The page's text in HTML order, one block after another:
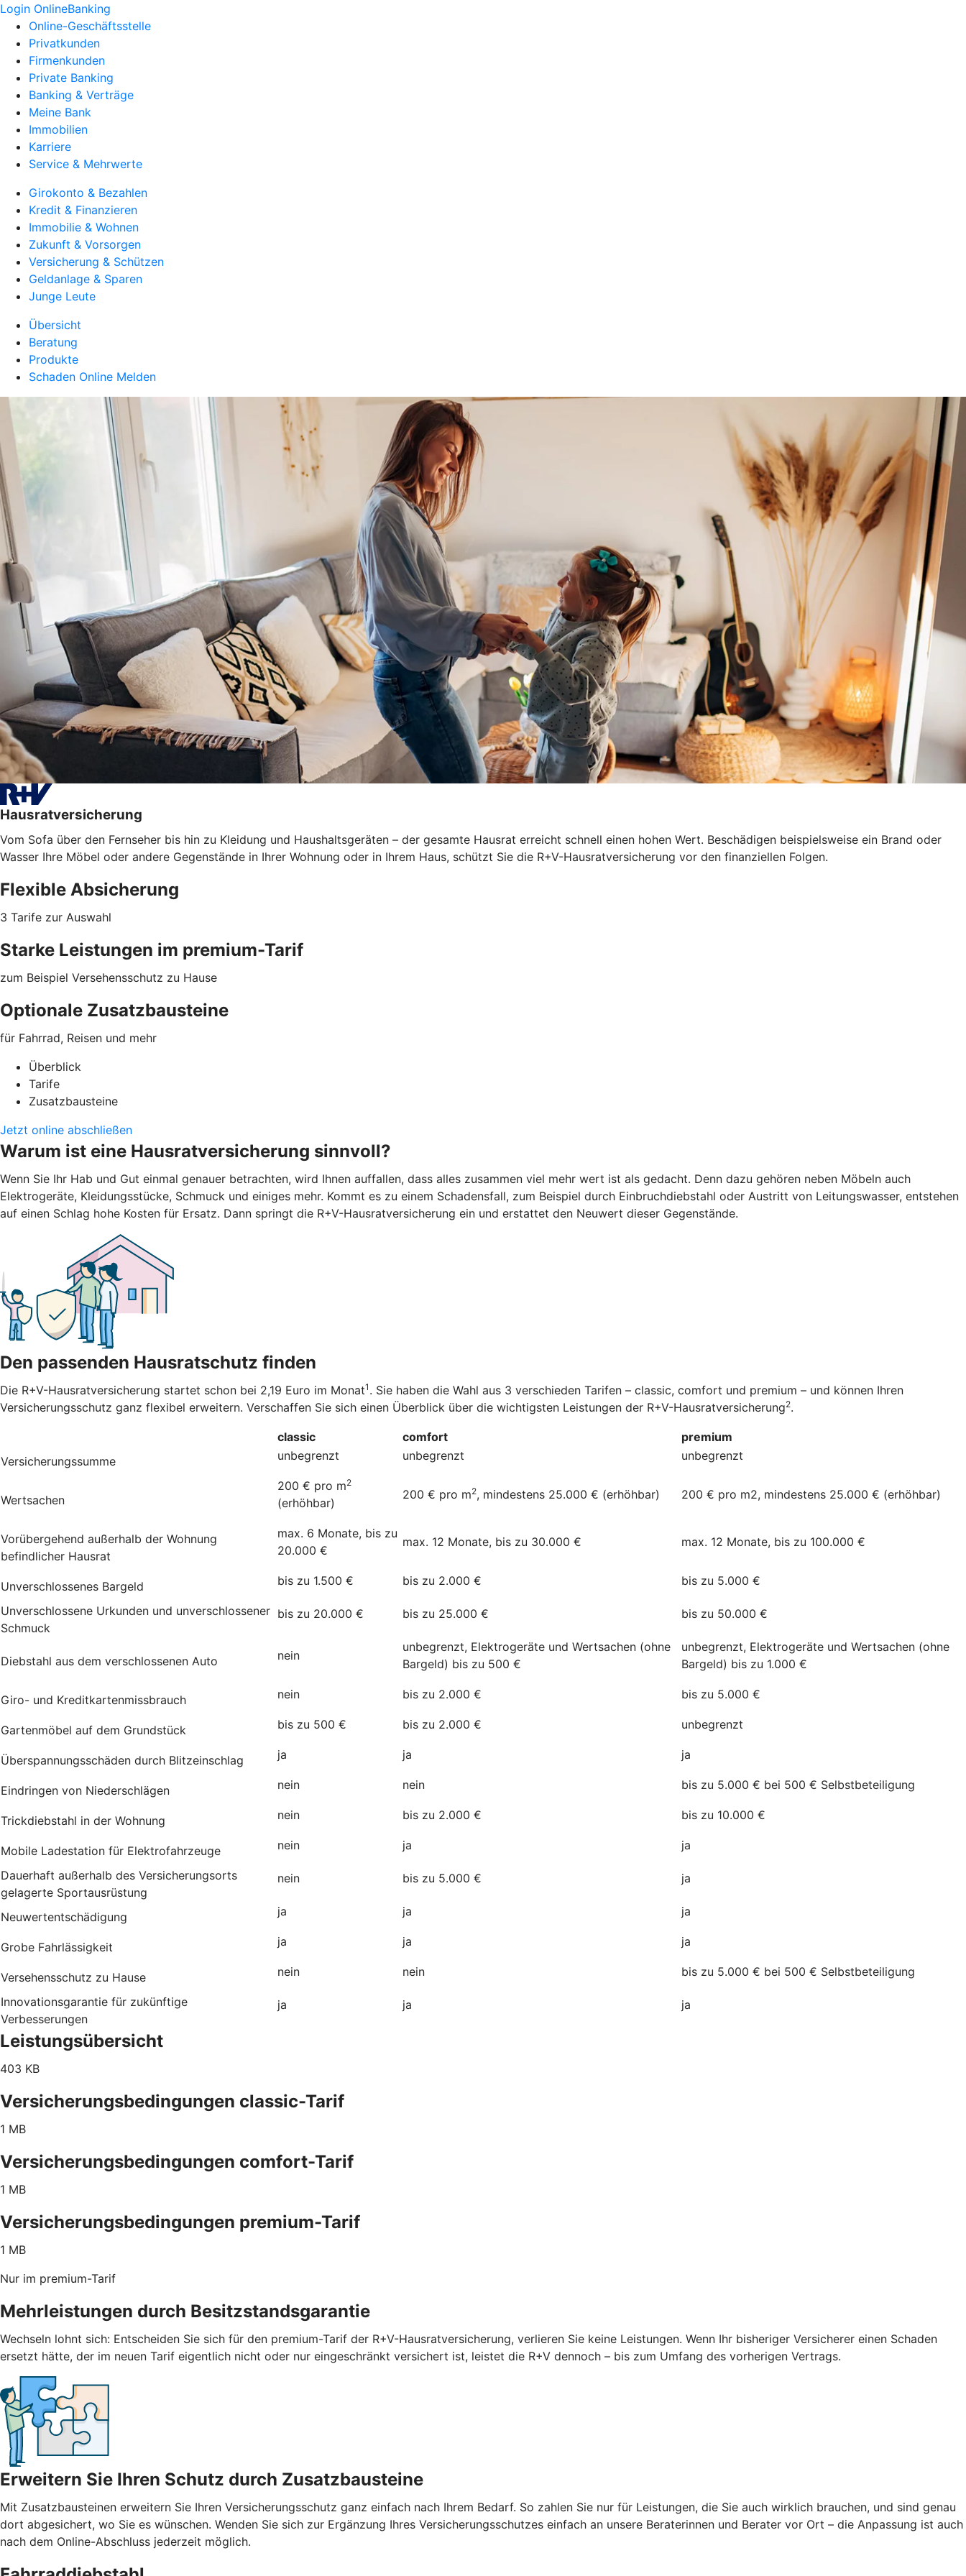
Login OnlineBanking
Online-Geschäftsstelle
Privatkunden
Firmenkunden
Private Banking
Banking & Verträge
Meine Bank
Immobilien
Karriere
Service & Mehrwerte
Girokonto & Bezahlen
Kredit & Finanzieren
Immobilie & Wohnen
Zukunft & Vorsorgen
Versicherung & Schützen
Geldanlage & Sparen
Junge Leute
Übersicht
Beratung
Produkte
Schaden Online Melden
Hausratversicherung
Vom Sofa über den Fernseher bis hin zu Kleidung und Haushaltsgeräten – der gesamte Hausrat erreicht schnell einen hohen Wert. Beschädigen beispielsweise ein Brand oder
Wasser Ihre Möbel oder andere Gegenstände in Ihrer Wohnung oder in Ihrem Haus, schützt Sie die R+V-Hausratversicherung vor den finanziellen Folgen.
Flexible Absicherung
3 Tarife zur Auswahl
Starke Leistungen im premium-Tarif
zum Beispiel Versehensschutz zu Hause
Optionale Zusatzbausteine
für Fahrrad, Reisen und mehr
Überblick
Tarife
Zusatzbausteine
Jetzt online abschließen
Warum ist eine Hausratversicherung sinnvoll?
Wenn Sie Ihr Hab und Gut einmal genauer betrachten, wird Ihnen auffallen, dass alles zusammen viel mehr wert ist als gedacht. Denn dazu gehören neben Möbeln auch
Elektrogeräte, Kleidungsstücke, Schmuck und einiges mehr. Kommt es zu einem Schadensfall, zum Beispiel durch Einbruchdiebstahl oder Austritt von Leitungswasser, entstehen
auf einen Schlag hohe Kosten für Ersatz. Dann springt die R+V-Hausratversicherung ein und erstattet den Neuwert dieser Gegenstände.
Den passenden Hausratschutz finden
Die R+V-Hausratversicherung startet schon bei 2,19 Euro im Monat1 . Sie haben die Wahl aus 3 verschieden Tarifen – classic, comfort und premium – und können Ihren
Versicherungsschutz ganz flexibel erweitern. Verschaffen Sie sich einen Überblick über die wichtigsten Leistungen der R+V-Hausratversicherung2.
classic comfort
premium
Versicherungssumme
unbegrenzt unbegrenzt unbegrenzt
Wertsachen
200 € pro m2
(erhöhbar)
200 € pro m2, mindestens 25.000 € (erhöhbar) 200 € pro m2, mindestens 25.000 € (erhöhbar)
Vorübergehend außerhalb der Wohnung
befindlicher Hausrat
max. 6 Monate, bis zu
20.000 €
max. 12 Monate, bis zu 30.000 € max. 12 Monate, bis zu 100.000 €
Unverschlossenes Bargeld bis zu 1.500 € bis zu 2.000 € bis zu 5.000 €
Unverschlossene Urkunden und unverschlossener
Schmuck
bis zu 20.000 € bis zu 25.000 € bis zu 50.000 €
Diebstahl aus dem verschlossenen Auto nein
unbegrenzt, Elektrogeräte und Wertsachen (ohne
Bargeld) bis zu 500 €
unbegrenzt, Elektrogeräte und Wertsachen (ohne
Bargeld) bis zu 1.000 €
Giro- und Kreditkartenmissbrauch nein bis zu 2.000 € bis zu 5.000 €
Gartenmöbel auf dem Grundstück bis zu 500 € bis zu 2.000 € unbegrenzt
Überspannungsschäden durch Blitzeinschlag ja ja ja
Eindringen von Niederschlägen nein nein bis zu 5.000 € bei 500 € Selbstbeteiligung
Trickdiebstahl in der Wohnung nein bis zu 2.000 € bis zu 10.000 €
Mobile Ladestation für Elektrofahrzeuge nein ja ja
Dauerhaft außerhalb des Versicherungsorts
gelagerte Sportausrüstung
nein bis zu 5.000 € ja
Neuwertentschädigung ja ja ja
Grobe Fahrlässigkeit ja ja ja
Versehensschutz zu Hause nein nein bis zu 5.000 € bei 500 € Selbstbeteiligung
Innovationsgarantie für zukünftige
Verbesserungen
ja ja ja
Leistungsübersicht
403 KB
Versicherungsbedingungen classic-Tarif
1 MB
Versicherungsbedingungen comfort-Tarif
1 MB
Versicherungsbedingungen premium-Tarif
1 MB
Nur im premium-Tarif
Mehrleistungen durch Besitzstandsgarantie
Wechseln lohnt sich: Entscheiden Sie sich für den premium-Tarif der R+V-Hausratversicherung, verlieren Sie keine Leistungen. Wenn Ihr bisheriger Versicherer einen Schaden
ersetzt hätte, der im neuen Tarif eigentlich nicht oder nur eingeschränkt versichert ist, leistet die R+V dennoch – bis zum Umfang des vorherigen Vertrags.
Erweitern Sie Ihren Schutz durch Zusatzbausteine
Mit Zusatzbausteinen erweitern Sie Ihren Versicherungsschutz ganz einfach nach Ihrem Bedarf. So zahlen Sie nur für Leistungen, die Sie auch wirklich brauchen, und sind genau
dort abgesichert, wo Sie es wünschen. Wenden Sie sich zur Ergänzung Ihres Versicherungsschutzes einfach an unsere Beraterinnen und Berater vor Ort – die Anpassung ist auch
nach dem Online-Abschluss jederzeit möglich.